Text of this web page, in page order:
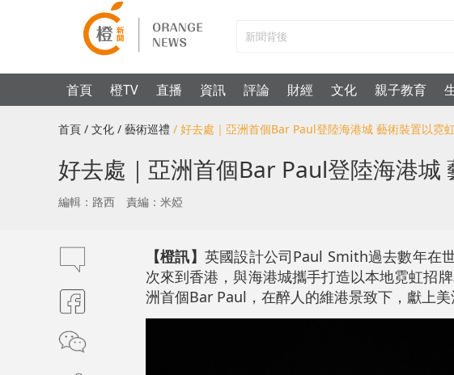
首頁 橙TV 直播 資訊 評論 財經 文化 親子教育
首頁 / 文化 / 藝術巡禮 / 好去處｜亞洲首個Bar Paul登陸海港城 藝術裝置以霓
好去處｜亞洲首個Bar Paul登陸海港城
編輯：路西 責編：米婭
【橙訊】 英國設計公司Paul Smith過去數年在
次來到香港，與海港城攜手打造以本地霓虹招
洲首個Bar Paul，在醉人的維港景致下，獻上美